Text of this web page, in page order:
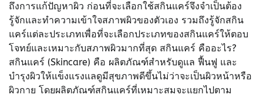
ถึงการแก้ปัญหาผิว ก่อนที่จะเลือกใช้สกินแคร์จึงจำเป็นต้อง
รู้จักและทำความเข้าใจสภาพผิวของตัวเอง รวมถึงรู้จักสกิน
แคร์แต่ละประเภทเพื่อที่จะเลือกประเภทของสกินแคร์ให้ตอบ
โจทย์และเหมาะกับสภาพผิวมากที่สุด สกินแคร์ คืออะไร?
สกินแคร์ (Skincare) คือ ผลิตภัณฑ์สำหรับดูแล ฟื้นฟู และ
บำรุงผิวให้แข็งแรงแลดูมีสุขภาพดีขึ้นไม่ว่าจะเป็นผิวหน้าหรือ
ผิวกาย โดยผลิตภัณฑ์สกินแคร์ที่เหมาะสมจะแยกไปตาม